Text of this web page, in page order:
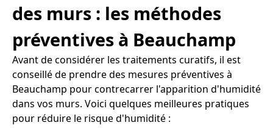
des murs : les méthodes
préventives à Beauchamp
Avant de considérer les traitements curatifs, il est
conseillé de prendre des mesures préventives à
Beauchamp pour contrecarrer l'apparition d'humidité
dans vos murs. Voici quelques meilleures pratiques
pour réduire le risque d'humidité :